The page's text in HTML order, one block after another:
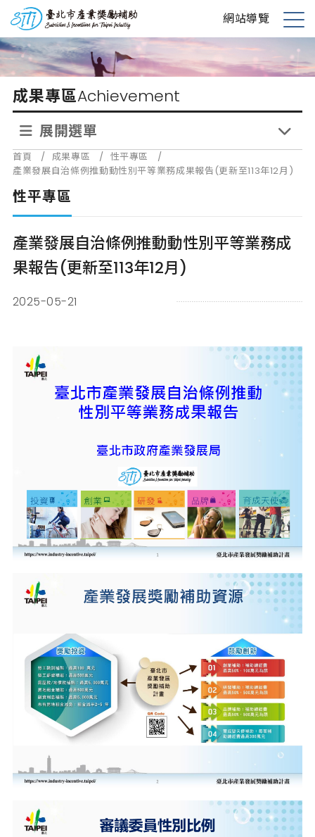
到
主
要
內
台北市產業獎勵補助 網站導覽
展
開
選
單
成果專區Achievement
展開選單
首頁 / 成果專區 / 性平專區
/
產業發展自治條例推動動性別平等業務成果報告(更新至113年12月)
性平專區
產業發展自治條例推動動性別平等業務成
果報告(更新至113年12月)
2025-05-21